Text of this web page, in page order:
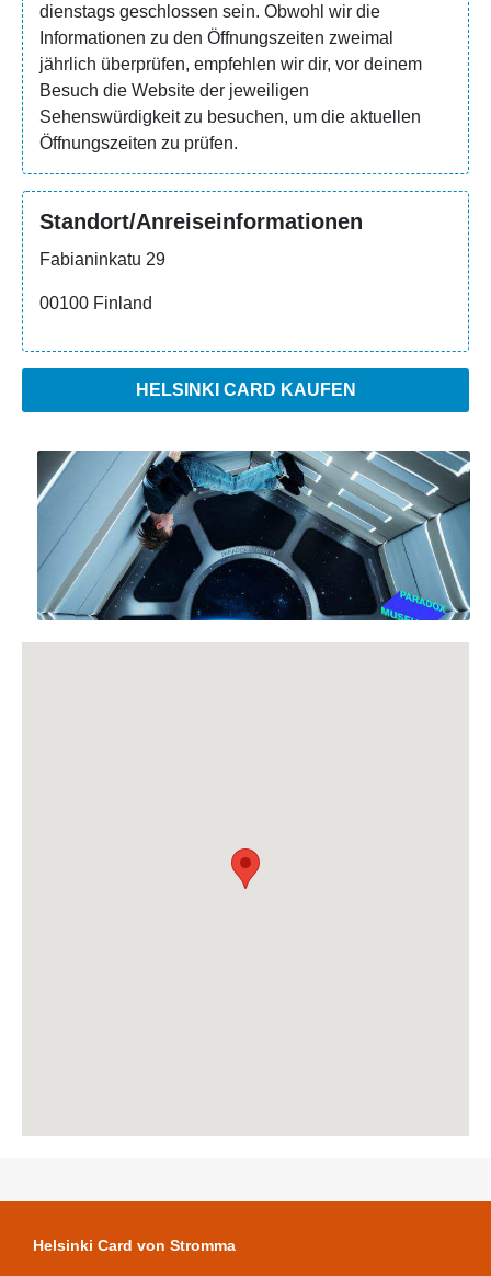
Hinweis: Letzter Einlass ist 1 Stunde vor Schließzeit.
dienstags geschlossen sein. Obwohl wir die
Informationen zu den Öffnungszeiten zweimal
jährlich überprüfen, empfehlen wir dir, vor deinem
Besuch die Website der jeweiligen
Sehenswürdigkeit zu besuchen, um die aktuellen
Öffnungszeiten zu prüfen.
Standort/Anreiseinformationen
Fabianinkatu 29
00100 Finland
HELSINKI CARD KAUFEN
Helsinki Card von Stromma